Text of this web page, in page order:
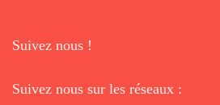
Suivez nous !
Suivez nous sur les réseaux :